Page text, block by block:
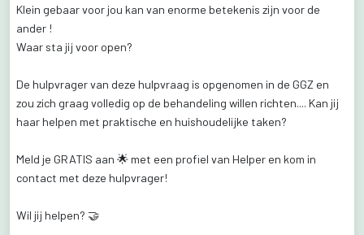
Klein gebaarvoor jou kan van enorme betekenis zijn voor de
ander !
Waar sta jij voor open?
De hulpvragervan deze hulpvraag is opgenomen in de GGZ en
zou zich graag volledig op de behandeling willen richten.... Kan jij
haar helpen met praktische en huishoudelijke taken?
Meld je GRATIS aan 🌟 met een profiel van Helper en kom in
contact met deze hulpvrager!
Wil jij helpen? 🤝